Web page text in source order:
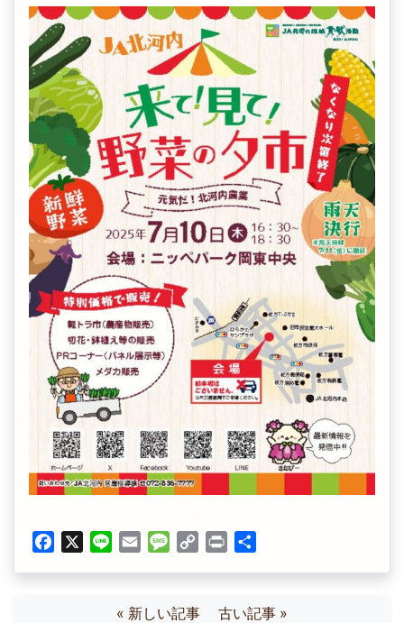
Facebook Line Email Message
Copy Print
« 新しい記事 古い記事 »